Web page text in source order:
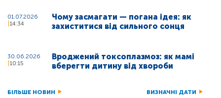
01.07.2026
14:34
Чому засмагати — погана ідея: як
захиститися від сильного сонця
30.06.2026
10:15
Вроджений токсоплазмоз: як мамі
вберегти дитину від хвороби
БІЛЬШЕ НОВИН ВИЗНАЧНІ ДАТИ